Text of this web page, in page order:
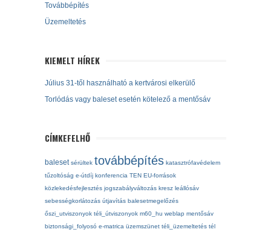
Továbbépítés
Üzemeltetés
KIEMELT HÍREK
Július 31-től használható a kertvárosi elkerülő
Torlódás vagy baleset esetén kötelező a mentősáv
CÍMKEFELHŐ
baleset sérültek továbbépítés katasztrófavédelem
tűzoltóság e-útdíj konferencia TEN EU-források
közlekedésfejlesztés jogszabályváltozás kresz leállósáv
sebességkorlátozás útjavítás balesetmegelőzés
őszi_utviszonyok téli_útviszonyok m60_hu weblap mentősáv
biztonsági_folyosó e-matrica üzemszünet téli_üzemeltetés tél